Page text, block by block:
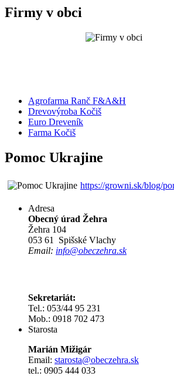
Firmy v obci
Agrofarma Ranč F&A&H
Drevovýroba Kočiš
Euro Dreveník
Farma Kočiš
Pomoc Ukrajine
https://growni.sk/blog/
Adresa
Obecný úrad Žehra
Žehra 104
053 61 Spišské Vlachy
Email: info@obeczehra.sk
Sekretariát:
Tel.: 053/44 95 231
Mob.: 0918 702 473
Starosta
Marián Mižigár
Email: starosta@obeczehra.sk
tel.: 0905 444 033